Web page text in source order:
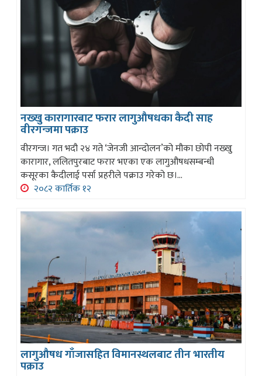
नख्खु कारागारबाट फरार लागुऔषधका कैदी साह
वीरगन्जमा पक्राउ
वीरगन्ज। गत भदौ २४ गते ‘जेनजी आन्दोलन’को मौका छोपी नख्खु
कारागार, ललितपुरबाट फरार भएका एक लागुऔषधसम्बन्धी
कसूरका कैदीलाई पर्सा प्रहरीले पक्राउ गरेको छ।...
२०८२ कार्तिक १२
लागुऔषध गाँजासहित विमानस्थलबाट तीन भारतीय
पक्राउ